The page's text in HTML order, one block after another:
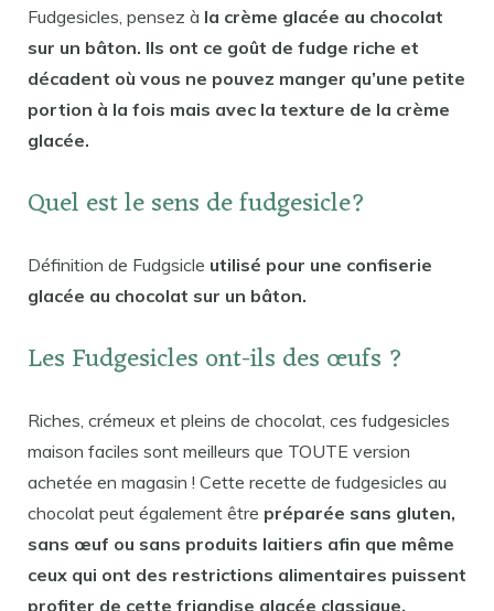
Fudgesicles, pensez à la crème glacée au chocolat
sur un bâton. Ils ont ce goût de fudge riche et
décadent où vous ne pouvez manger qu’une petite
portion à la fois mais avec la texture de la crème
glacée.
Quel est le sens de fudgesicle?
Définition de Fudgsicle utilisé pour une confiserie
glacée au chocolat sur un bâton.
Les Fudgesicles ont-ils des œufs ?
Riches, crémeux et pleins de chocolat, ces fudgesicles
maison faciles sont meilleurs que TOUTE version
achetée en magasin ! Cette recette de fudgesicles au
chocolat peut également être préparée sans gluten,
sans œuf ou sans produits laitiers afin que même
ceux qui ont des restrictions alimentaires puissent
profiter de cette friandise glacée classique.